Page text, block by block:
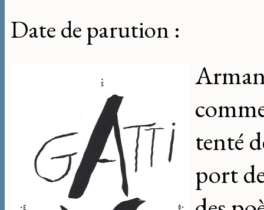
Date de parution :
tenté
port